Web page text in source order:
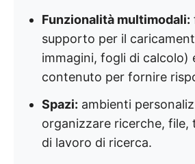
Funzionalità multimodali:
supporto per il
immagini, fogli di calcolo)
contenuto per fornire
Spazi: ambienti
organizzare ricerche, file,
di lavoro di ricerca.